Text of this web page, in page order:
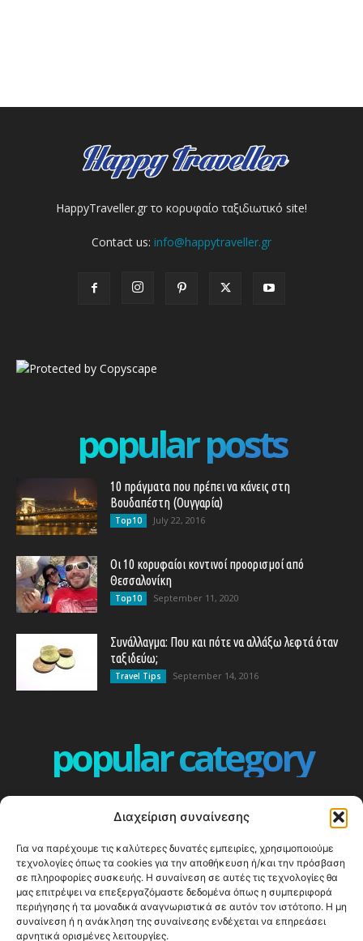
Διαχείριση συναίνεσης
Για να παρέχουμε τις καλύτερες δυνατές εμπειρίες, χρησιμοποιούμε
τεχνολογίες όπως τα cookies για την αποθήκευση ή/και την πρόσβαση
σε πληροφορίες συσκευής. Η συναίνεση σε αυτές τις τεχνολογίες θα
μας επιτρέψει να επεξεργαζόμαστε δεδομένα όπως η συμπεριφορά
περιήγησης ή τα μοναδικά αναγνωριστικά σε αυτόν τον ιστότοπο. Η μη
συναίνεση ή η ανάκληση της συναίνεσης ενδέχεται να επηρεάσει
αρνητικά ορισμένες λειτουργίες.
HappyTraveller.gr το κορυφαίο ταξιδιωτικό site!
Contact us: info@happytraveller.gr
popular posts
10 πράγματα που πρέπει να κάνεις στη
Βουδαπέστη (Ουγγαρία)
Top10 July 22, 2016
Οι 10 κορυφαίοι κοντινοί προορισμοί από
Θεσσαλονίκη
Top10 September 11, 2020
Συνάλλαγμα: Που και πότε να αλλάξω λεφτά όταν
ταξιδεύω;
Travel Tips September 14, 2016
popular category
360
ΕΥΡΩΠΗ
332
ΚΟΣΜΟΣ - WORLD
328
Top10
303
Cool spots